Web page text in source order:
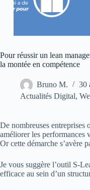
Pour réussir un lean
la montée en compétence
Bruno M.
30
Actualités Digital,
De nombreuses entreprises
améliorer les performances
Or cette démarche s’avère
Je vous suggère l’outil S-
efficace au sein d’un